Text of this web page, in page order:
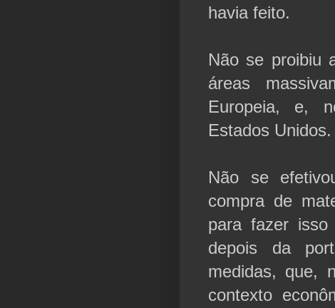
havia feito.
Não se proibiu
áreas
Europeia, e,
Estados Unidos.
Não se
compra de
para fazer isso
depois da
medidas, que,
contexto